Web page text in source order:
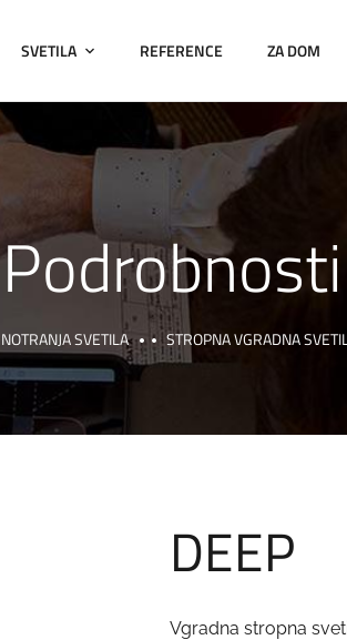
SVETILA REFERENCE ZA DOM
Podrobnosti
NOTRANJA SVETILA STROPNA VGRADNA
DEEP
Vgradna stropna